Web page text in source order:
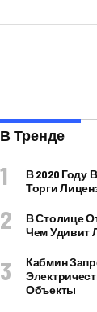
В Тренде
В 2020 Году
Торги
В Столице
Чем Удивит
Кабмин
Объекты